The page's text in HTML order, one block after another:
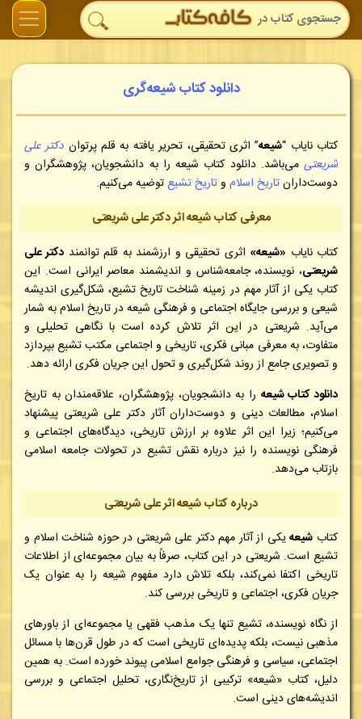
دانلود کتاب شیعه‌گری
کتاب نایاب “شیعه” اثری تحقیقی، تحریر یافته به قلم پرتوان دکتر علی
شریعتیمی‌باشد.دانلود کتاب شیعه را به دانشجویان، پژوهشگران و
دوست‌دارانتاریخ اسلام وتاریخ تشیعتوضیه می‌کنیم.
معرفی کتاب شیعه اثر دکتر علی شریعتی
کتاب نایاب «شیعه» اثری تحقیقی و ارزشمند به قلم توانمند دکتر علی
شریعتی، نویسنده، جامعه‌شناس و اندیشمند معاصر ایرانی است. این
کتاب یکی از آثار مهم در زمینه شناخت تاریخ تشیع، شکل‌گیری اندیشه
شیعی و بررسی جایگاه اجتماعی و فرهنگی شیعه در تاریخ اسلام به شمار
می‌آید. شریعتی در این اثر تلاش کرده است با نگاهی تحلیلی و
متفاوت، به معرفی مبانی فکری، تاریخی و اجتماعی مکتب تشیع بپردازد
و تصویری جامع از روند شکل‌گیری و تحول این جریان فکری ارائه دهد.
دانلود کتاب شیعه را به دانشجویان، پژوهشگران، علاقه‌مندان به تاریخ
اسلام، مطالعات دینی و دوست‌داران آثار دکتر علی شریعتی پیشنهاد
می‌کنیم؛ زیرا این اثر علاوه بر ارزش تاریخی، دیدگاه‌های اجتماعی و
فرهنگی نویسنده را نیز درباره نقش تشیع در تحولات جامعه اسلامی
بازتاب می‌دهد.
درباره کتاب شیعه اثر علی شریعتی
کتاب شیعهیکی از آثار مهم دکتر علی شریعتی در حوزه شناخت اسلام و
تشیع است. شریعتی در این کتاب، صرفاً به بیان مجموعه‌ای از اطلاعات
تاریخی اکتفا نمی‌کند، بلکه تلاش دارد مفهوم شیعه را به عنوان یک
جریان فکری، اجتماعی و تاریخی بررسی کند.
از نگاه نویسنده، تشیع تنها یک مذهب فقهی یا مجموعه‌ای از باورهای
مذهبی نیست، بلکه پدیده‌ای تاریخی است که در طول قرن‌ها با مسائل
اجتماعی، سیاسی و فرهنگی جوامع اسلامی پیوند خورده است. به همین
دلیل، کتاب «شیعه» ترکیبی از تاریخ‌نگاری، تحلیل اجتماعی و بررسی
اندیشه‌های دینی است.